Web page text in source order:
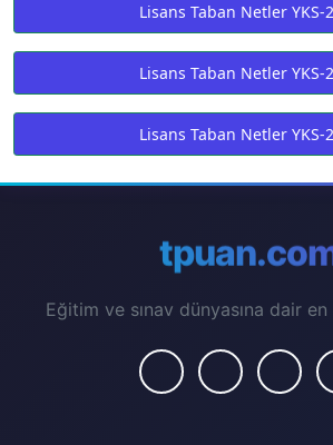
Lisans Taban Netler YKS-
Lisans Taban Netler YKS-
Lisans Taban Netler YKS-
Eğitim ve sınav dünyasına dair